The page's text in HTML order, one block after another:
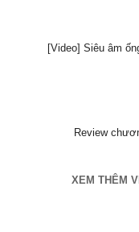
[Video] Siêu âm
Review
XEM THÊM